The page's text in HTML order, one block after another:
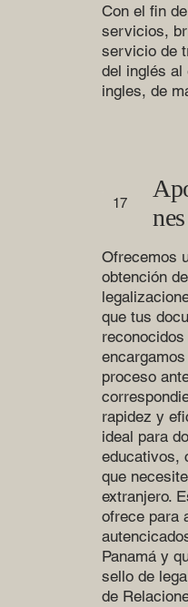
Con el fin
servicios,
servicio de
del inglés al
ingles, de
17
nes
Ofrecemos
obtención
que tus
proceso
rapidez y
ideal para
educativos,
que
extranjero.
ofrece para
Panamá y
sello de
de